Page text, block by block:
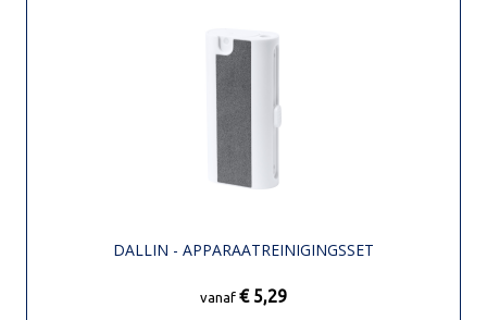
DALLIN - APPARAATREINIGINGSSET
vanaf € 5,29